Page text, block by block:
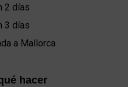
2 días
3 días
a Mallorca
hacer